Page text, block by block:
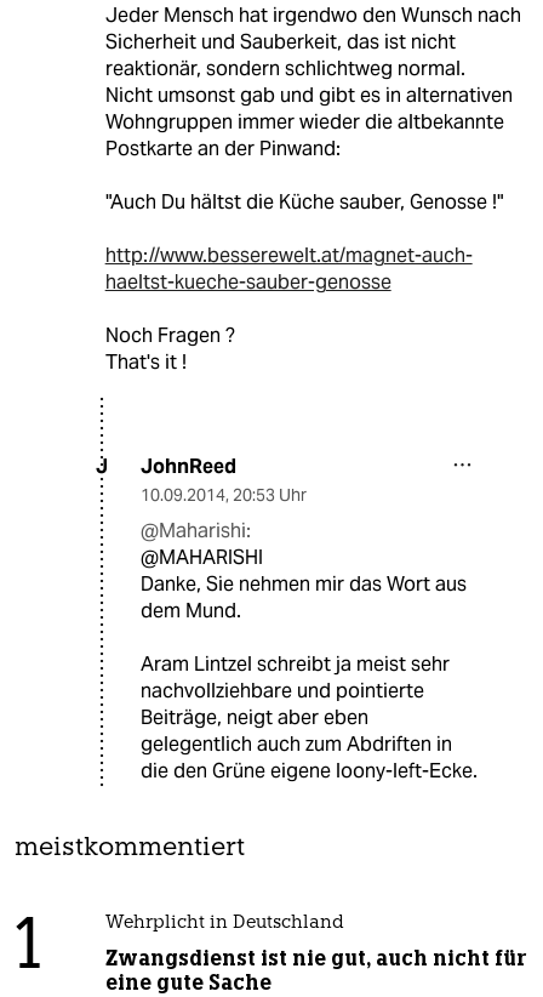
Jeder Mensch hat irgendwo den Wunsch nach
Sicherheit und Sauberkeit, das ist nicht
reaktionär, sondern schlichtweg normal.
Nicht umsonst gab und gibt es in alternativen
Wohngruppen immer wieder die altbekannte
Postkarte an der Pinwand:
"Auch Du hältst die Küche sauber, Genosse !"
http://www.besserewelt.at/magnet-auch-
haeltst-kueche-sauber-genosse
Noch Fragen ?
That's it !
J JohnReed
10.09.2014, 20:53 Uhr
@Maharishi:
@MAHARISHI
Danke, Sie nehmen mir das Wort aus
dem Mund.
Aram Lintzel schreibt ja meist sehr
nachvollziehbare und pointierte
Beiträge, neigt aber eben
gelegentlich auch zum Abdriften in
die den Grüne eigene loony-left-Ecke.
meistkommentiert
1 Wehrplicht in Deutschland
Zwangsdienst ist nie gut, auch nicht für
eine gute Sache